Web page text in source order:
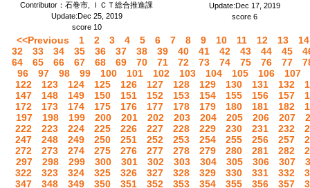
Contributor：石巻市, ＩＣＴ総合推進課
Update:Dec 25, 2019
score 10
Update:Dec 17, 2019
score 6
<<Previous 1 2 3 4 5 6 7 8 9 10 11 12 13
14
32
33 34 35 36 37 38 39 40 41 42 43 44 45
64
65 66 67 68 69 70 71 72 73 74 75 76 77
96
97 98 99 100 101 102 103 104 105 106
107
122
123 124 125 126 127 128 129 130 131 132
147
148 149 150 151 152 153 154 155 156 157
172
173 174 175 176 177 178 179 180 181 182
197
198 199 200 201 202 203 204 205 206 207
222
223 224 225 226 227 228 229 230 231 232
247
248 249 250 251 252 253 254 255 256 257
272
273 274 275 276 277 278 279 280 281 282
297
298 299 300 301 302 303 304 305 306 307
322
323 324 325 326 327 328 329 330 331 332
347
348 349 350 351 352 353 354 355 356 357